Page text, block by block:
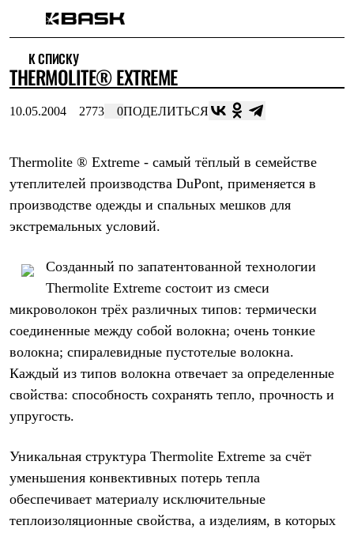
Интернет-магазин
Мужская одежда
Утепленная пухом
Куртки
Брюки
Утепленная синтетикой
Куртки
Брюки
Штормовая одежда
Куртки
Куртки
Куртки
Брюки
Термобелье
Теплое термобелье
Среднее термобелье
Лёгкая одежда
Рубашки
Толстовки
Брюки
Шорты
Утепленная пухом
К СПИСКУ
THERMOLITE® EXTREME
10.05.2004 2773 0ПОДЕЛИТЬСЯ
Thermolite ® Extreme - самый тёплый в семействе
утеплителей производства DuPont, применяется в
производстве одежды и спальных мешков для
экстремальных условий.
Созданный по запатентованной технологии
Thermolite Extreme состоит из смеси
микроволокон трёх различных типов: термически
соединенные между собой волокна; очень тонкие
волокна; спиралевидные пустотелые волокна.
Каждый из типов волокна отвечает за определенные
свойства: способность сохранять тепло, прочность и
упругость.
Уникальная структура Thermolite Extreme за счёт
уменьшения конвективных потерь тепла
обеспечивает материалу исключительные
теплоизоляционные свойства, а изделиям, в которых